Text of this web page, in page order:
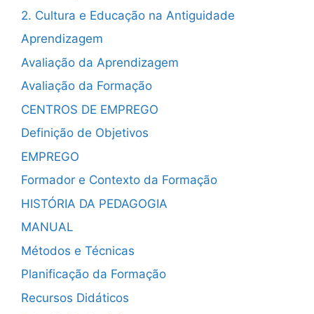
2. Cultura e Educação na Antiguidade
Aprendizagem
Avaliação da Aprendizagem
Avaliação da Formação
CENTROS DE EMPREGO
Definição de Objetivos
EMPREGO
Formador e Contexto da Formação
HISTÓRIA DA PEDAGOGIA
MANUAL
Métodos e Técnicas
Planificação da Formação
Recursos Didáticos